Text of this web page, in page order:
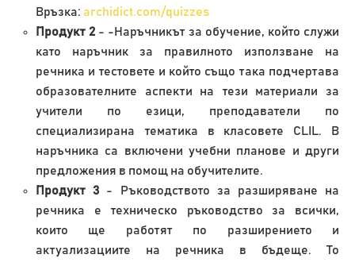
Връзка: archidict.com/quizzes
Продукт 2 - -Наръчникът за обучение, който служи
като наръчник за правилното използване на
речника и тестовете и който също така подчертава
образователните аспекти на тези материали за
учители по езици, преподаватели по
специализирана тематика в класовете CLIL. В
наръчника са включени учебни планове и други
предложения в помощ на обучителите.
Продукт 3 - Ръководството за разширяване на
речника е техническо ръководство за всички,
които ще работят по разширението и
актуализациите на речника в бъдеще. То